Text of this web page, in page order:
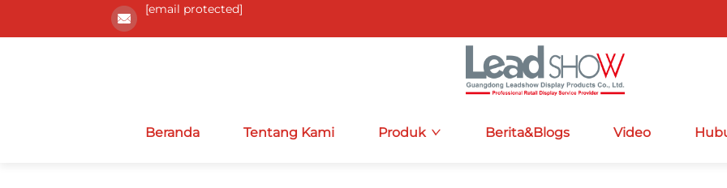
[email protected]
Beranda Tentang Kami Produk Berita&Blogs Video